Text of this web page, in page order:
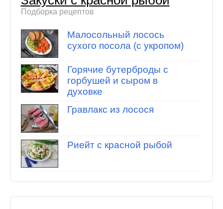
Подборка рецептов
Малосольный лосось
сухого посола (с укропом)
Горячие бутерброды с
горбушей и сыром в
духовке
Гравлакс из лосося
Риейт с красной рыбой